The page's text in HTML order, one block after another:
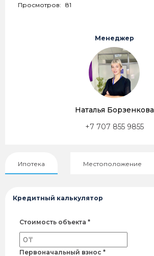
Просмотров: 81
Менеджер
Наталья Борзенкова
+7 707 855 9855
Ипотека Местоположение
Кредитный калькулятор
Стоимость объекта *
Первоначальный взнос *